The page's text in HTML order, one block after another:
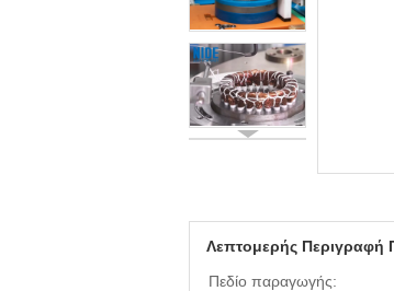
Λεπτομερής Περιγραφή
Πεδίο παραγωγής: